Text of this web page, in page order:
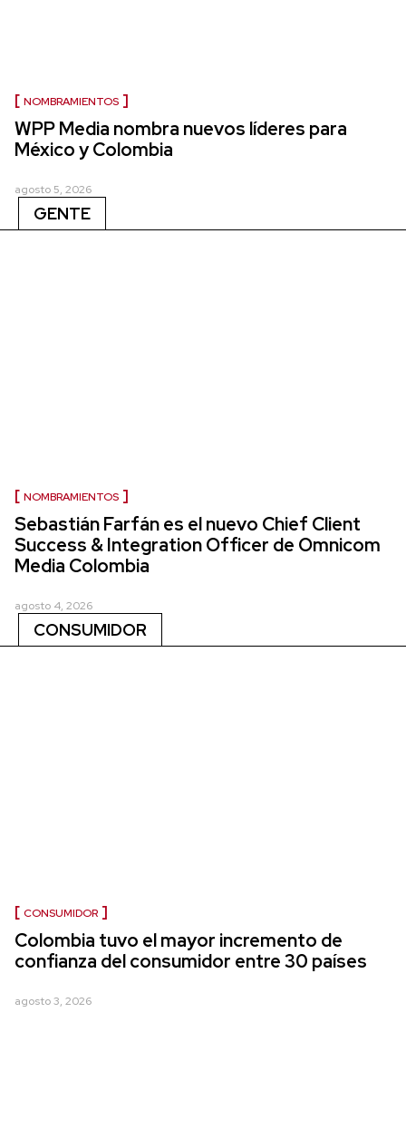
NOMBRAMIENTOS
WPP Media nombra nuevos líderes para
México y Colombia
agosto 5, 2026
GENTE
NOMBRAMIENTOS
Sebastián Farfán es el nuevo Chief Client
Success & Integration Officer de Omnicom
Media Colombia
agosto 4, 2026
CONSUMIDOR
CONSUMIDOR
Colombia tuvo el mayor incremento de
confianza del consumidor entre 30 países
agosto 3, 2026